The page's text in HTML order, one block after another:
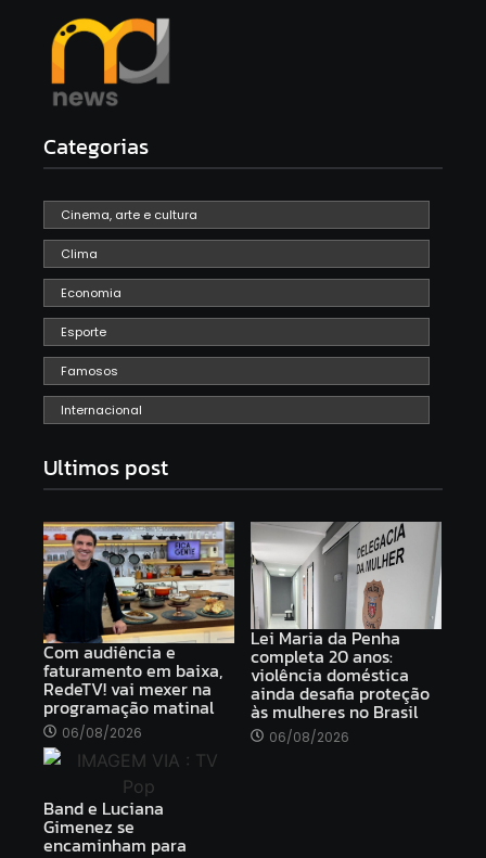
Categorias
Cinema, arte e cultura
Clima
Economia
Esporte
Famosos
Internacional
Ultimos post
Com audiência e
faturamento em baixa,
RedeTV! vai mexer na
programação matinal
06/08/2026
Lei Maria da Penha
completa 20 anos:
violência doméstica
ainda desafia proteção
às mulheres no Brasil
06/08/2026
Band e Luciana
Gimenez se
encaminham para